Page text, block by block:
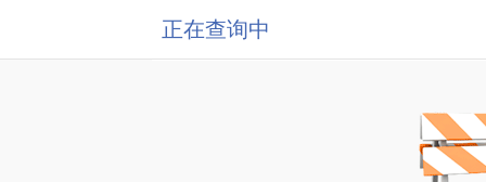
正在查询中